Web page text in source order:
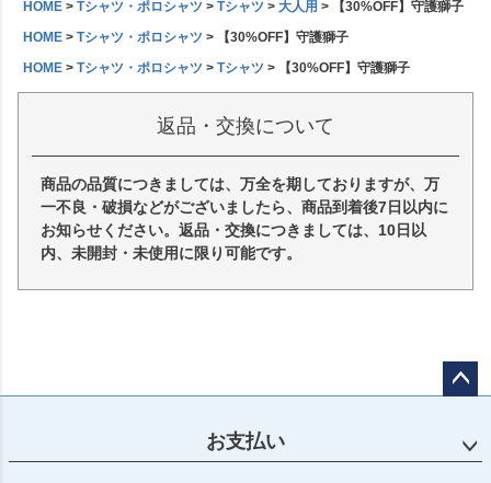
HOME
Tシャツ・ポロシャツ Tシャツ 大人用
【30%OFF】守護獅子
HOME
Tシャツ・ポロシャツ
【30%OFF】守護獅子
HOME
Tシャツ・ポロシャツ Tシャツ 【30%OFF】守護獅子
返品・交換について
商品の品質につきましては、万全を期しておりますが、万
一不良・破損などがございましたら、商品到着後7日以内に
お知らせください。返品・交換につきましては、10日以
内、未開封・未使用に限り可能です。
ップ
お支払い